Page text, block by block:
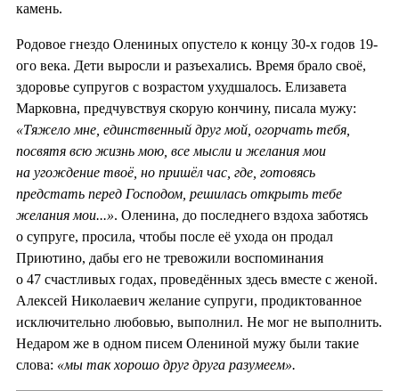
камень.
Родовое гнездо Олениных опустело к концу 30-х годов 19-
ого века. Дети выросли и разъехались. Время брало своё,
здоровье супругов с возрастом ухудшалось. Елизавета
Марковна, предчувствуя скорую кончину, писала мужу:
«Тяжело мне, единственный друг мой, огорчать тебя,
посвятя всю жизнь мою, все мысли и желания мои
на угождение твоё, но пришёл час, где, готовясь
предстать перед Господом, решилась открыть тебе
желания мои...». Оленина, до последнего вздоха заботясь
о супруге, просила, чтобы после её ухода он продал
Приютино, дабы его не тревожили воспоминания
о 47 счастливых годах, проведённых здесь вместе с женой.
Алексей Николаевич желание супруги, продиктованное
исключительно любовью, выполнил. Не мог не выполнить.
Недаром же в одном писем Олениной мужу были такие
слова: «мы так хорошо друг друга разумеем».